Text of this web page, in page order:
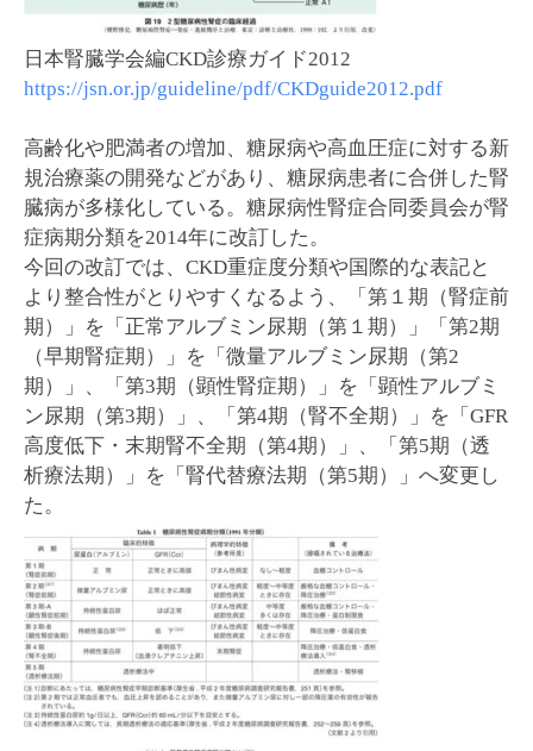
日本腎臓学会編CKD診療ガイド2012
https://jsn.or.jp/guideline/pdf/CKDguide2012.pdf
高齢化や肥満者の増加、糖尿病や高血圧症に対する新
規治療薬の開発などがあり、糖尿病患者に合併した腎
臓病が多様化している。糖尿病性腎症合同委員会が腎
症病期分類を2014年に改訂した。
今回の改訂では、CKD重症度分類や国際的な表記と
より整合性がとりやすくなるよう、「第１期（腎症前
期）」を「正常アルブミン尿期（第１期）」「第2期
（早期腎症期）」を「微量アルブミン尿期（第2
期）」、「第3期（顕性腎症期）」を「顕性アルブミ
ン尿期（第3期）」、「第4期（腎不全期）」を「GFR
高度低下・末期腎不全期（第4期）」、「第5期（透
析療法期）」を「腎代替療法期（第5期）」へ変更し
た。